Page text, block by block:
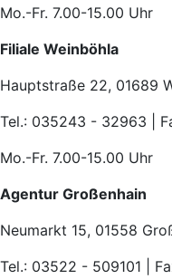
Mo.-Fr. 7.00-15.00 Uhr
Filiale Weinböhla
Hauptstraße 22, 01689
Tel.: 035243 - 32963 |
Mo.-Fr. 7.00-15.00 Uhr
Agentur Großenhain
Neumarkt 15, 01558
Tel.: 03522 - 509101 |